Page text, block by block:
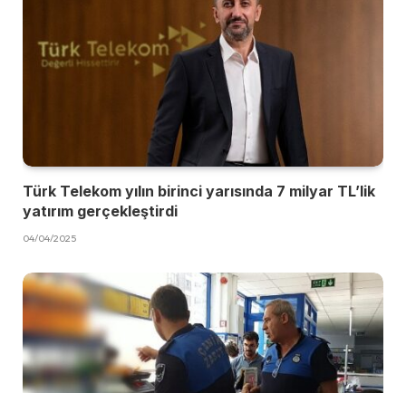
Türk Telekom yılın birinci yarısında 7 milyar TL’lik
yatırım gerçekleştirdi
04/04/2025